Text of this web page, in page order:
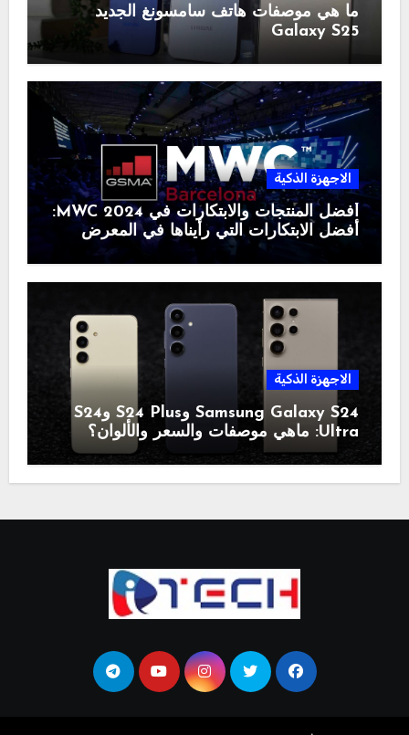
ما هي موصفات هاتف سامسونغ الجديد
Galaxy S25
الاجهزة الذكية
أفضل المنتجات والابتكارات في MWC 2024:
أفضل الابتكارات التي رأيناها في المعرض
الاجهزة الذكية
Samsung Galaxy S24 وS24 Plus وS24
Ultra: ماهي موصفات والسعر والألوان؟